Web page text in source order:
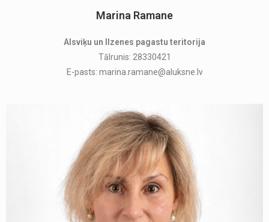
Marina Ramane
Alsviķu un Ilzenes pagastu teritorija
Tālrunis: 28330421
E-pasts: marina.ramane@aluksne.lv